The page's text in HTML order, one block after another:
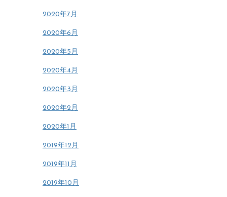
2020年7月
2020年6月
2020年5月
2020年4月
2020年3月
2020年2月
2020年1月
2019年12月
2019年11月
2019年10月